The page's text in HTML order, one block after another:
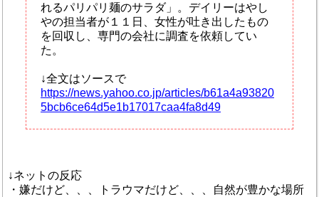
れるパリパリ麺のサラダ」。デイリーはやし
やの担当者が１１日、女性が吐き出したもの
を回収し、専門の会社に調査を依頼してい
た。
↓全文はソースで
https://news.yahoo.co.jp/articles/b61a4a93820
5bcb6ce64d5e1b17017caa4fa8d49
↓ネットの反応
・嫌だけど、、、トラウマだけど、、、自然が豊かな場所